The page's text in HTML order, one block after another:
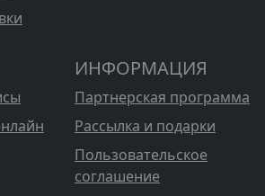
ИНФОРМАЦИЯ
Партнерская программа
Рассылка и подарки
Пользовательское
соглашение